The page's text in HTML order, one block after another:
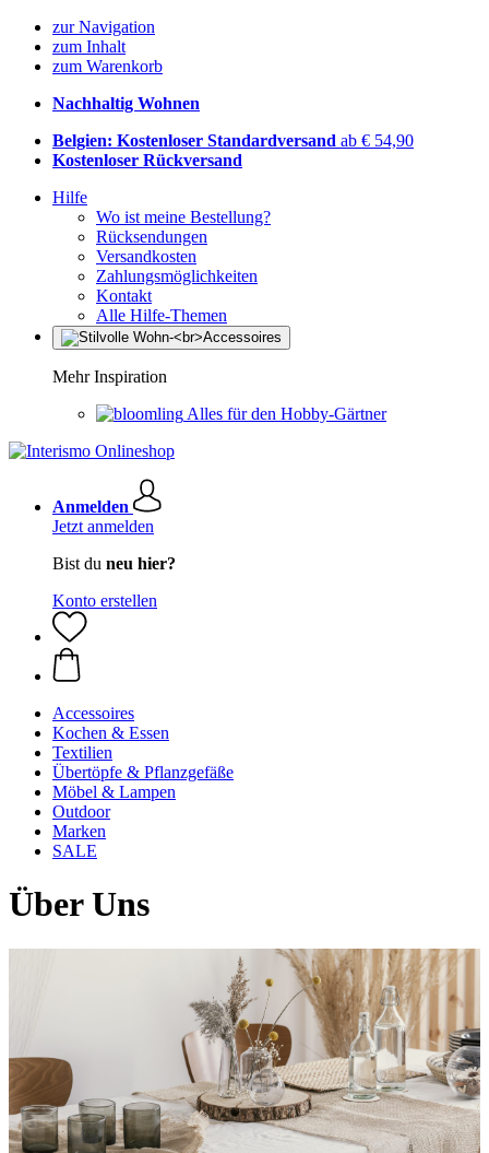
zur Navigation
zum Inhalt
zum Warenkorb
Nachhaltig Wohnen
Belgien: Kostenloser Standardversand ab € 54,90
Kostenloser Rückversand
Hilfe
Wo ist meine Bestellung?
Rücksendungen
Versandkosten
Zahlungsmöglichkeiten
Kontakt
Alle Hilfe-Themen
Mehr Inspiration
Alles für den Hobby-Gärtner
Anmelden
Jetzt anmelden
Bist du neu hier?
Konto erstellen
Accessoires
Kochen & Essen
Textilien
Übertöpfe & Pflanzgefäße
Möbel & Lampen
Outdoor
Marken
SALE
Über Uns